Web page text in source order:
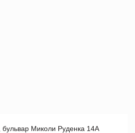
бульвар Миколи Руденка 14А